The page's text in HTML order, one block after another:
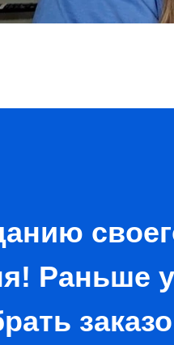
Раньше